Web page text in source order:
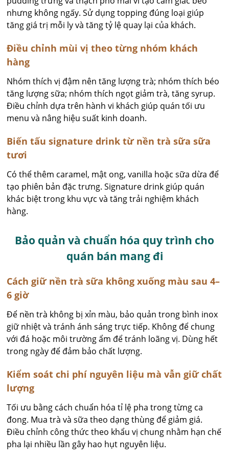
nhưng không ngấy. Sử dụng topping đúng loại giúp
tăng giá trị mỗi ly và tăng tỷ lệ quay lại của khách.
Điều chỉnh mùi vị theo từng nhóm khách
hàng
Nhóm thích vị đậm nên tăng lượng trà; nhóm thích béo
tăng lượng sữa; nhóm thích ngọt giảm trà, tăng syrup.
Điều chỉnh dựa trên hành vi khách giúp quán tối ưu
menu và nâng hiệu suất kinh doanh.
Biến tấu signature drink từ nền trà sữa sữa
tươi
Có thể thêm caramel, mật ong, vanilla hoặc sữa dừa để
tạo phiên bản đặc trưng. Signature drink giúp quán
khác biệt trong khu vực và tăng trải nghiệm khách
hàng.
Bảo quản và chuẩn hóa quy trình cho
quán bán mang đi
Cách giữ nền trà sữa không xuống màu sau 4–
6 giờ
Để nền trà không bị xỉn màu, bảo quản trong bình inox
giữ nhiệt và tránh ánh sáng trực tiếp. Không để chung
với đá hoặc môi trường ẩm để tránh loãng vị. Dùng hết
trong ngày để đảm bảo chất lượng.
Kiểm soát chi phí nguyên liệu mà vẫn giữ chất
lượng
Tối ưu bằng cách chuẩn hóa tỉ lệ pha trong từng ca
đong. Mua trà và sữa theo dạng thùng để giảm giá.
Điều chỉnh công thức theo khẩu vị chung nhằm hạn chế
pha lại nhiều lần gây hao hụt nguyên liệu.